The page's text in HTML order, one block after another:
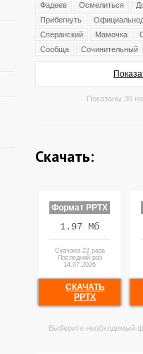
Фадеев
Осмелиться
Прибегнуть
Сперанский
Мамочка
Сообща
Сочинительный
Показаны 30
Скачать:
Формат PPTX
1.97 Мб
Скачана 22 раза
Последний раз
14.07.2026
СКАЧАТЬ
PPTX
Выберите необходимый